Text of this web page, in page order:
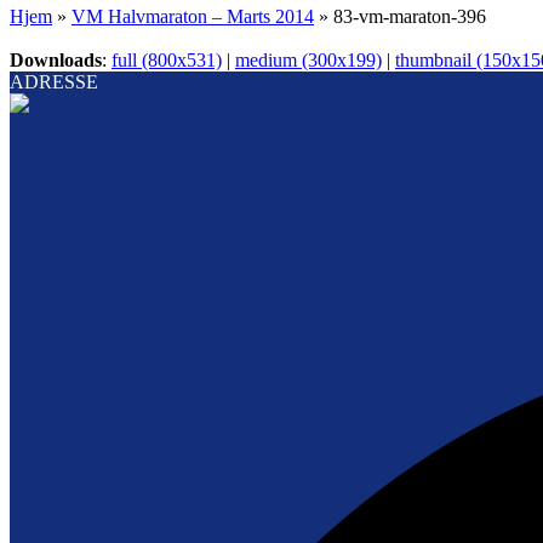
Hjem » VM Halvmaraton – Marts 2014 » 83-vm-maraton-396
Downloads: full (800x531) | medium (300x199) | thumbnail
ADRESSE